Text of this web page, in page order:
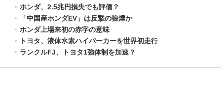
ホンダ、2.5兆円損失でも評価？
「中国産ホンダEV」は反撃の狼煙か
ホンダ上場来初の赤字の意味
トヨタ、液体水素ハイパーカーを世界初走行
ランクルFJ、トヨタ1強体制を加速？